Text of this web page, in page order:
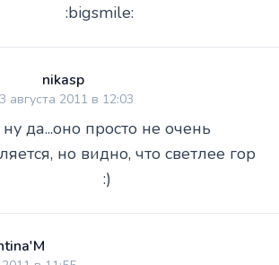
:bigsmile:
nikasp
августа 2011 в 12:03
ну да...оно просто не очень
но видно, что светлее гор
:)